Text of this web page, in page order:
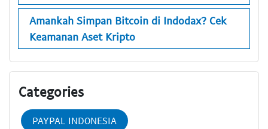
Amankah Simpan Bitcoin di Indodax? Cek
Keamanan Aset Kripto
Categories
PAYPAL INDONESIA